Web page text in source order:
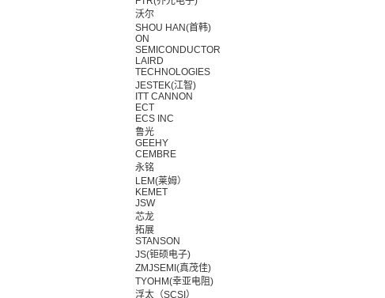
沃尔
SHOU HAN(首韩)
ON
SEMICONDUCTOR
LAIRD
TECHNOLOGIES
JESTEK(江智)
ITT CANNON
ECT
ECS INC
鲁光
GEEHY
CEMBRE
永铭
LEM(莱姆）
KEMET
JSW
芯龙
拓展
STANSON
JS(钜硕电子)
ZMJSEMI(真茂佳)
TYOHM(幸亚电阻)
浮太（SCSI）